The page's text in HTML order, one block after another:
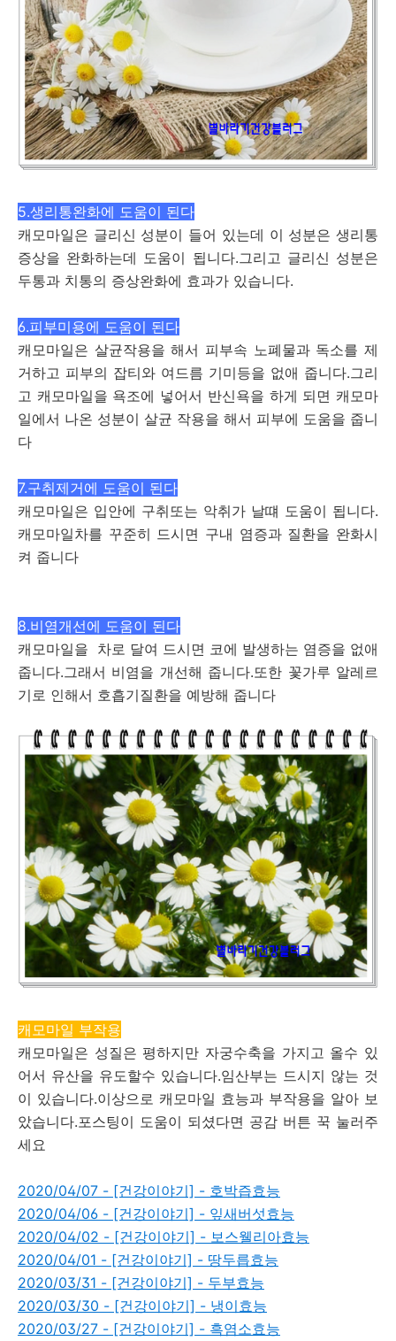
5.생리통완화에 도움이 된다
캐모마일은 글리신 성분이 들어 있는데 이 성분은 생리통
증상을 완화하는데 도움이 됩니다.그리고 글리신 성분은
두통과 치통의 증상완화에 효과가 있습니다.
6.피부미용에 도움이 된다
캐모마일은 살균작용을 해서 피부속 노폐물과 독소를 제
거하고 피부의 잡티와 여드름 기미등을 없애 줍니다.그리
고 캐모마일을 욕조에 넣어서 반신욕을 하게 되면 캐모마
일에서 나온 성분이 살균 작용을 해서 피부에 도움을 줍니
다
7.구취제거에 도움이 된다
캐모마일은 입안에 구취또는 악취가 날떄 도움이 됩니다.
캐모마일차를 꾸준히 드시면 구내 염증과 질환을 완화시
켜 줍니다
8.비염개선에 도움이 된다
캐모마일을 차로 달여 드시면 코에 발생하는 염증을 없애
줍니다.그래서 비염을 개선해 줍니다.또한 꽃가루 알레르
기로 인해서 호흡기질환을 예방해 줍니다
캐모마일 부작용
캐모마일은 성질은 평하지만 자궁수축을 가지고 올수 있
어서 유산을 유도할수 있습니다.임산부는 드시지 않는 것
이 있습니다.이상으로 캐모마일 효능과 부작용을 알아 보
았습니다.포스팅이 도움이 되셨다면 공감 버튼 꾹 눌러주
세요
2020/04/07 - [건강이야기] - 호박즙효능
2020/04/06 - [건강이야기] - 잎새버섯효능
2020/04/02 - [건강이야기] - 보스웰리아효능
2020/04/01 - [건강이야기] - 땅두릅효능
2020/03/31 - [건강이야기] - 두부효능
2020/03/30 - [건강이야기] - 냉이효능
2020/03/27 - [건강이야기] - 흑염소효능